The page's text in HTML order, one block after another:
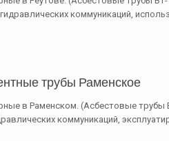
коммуникаций,
трубы Раменское
в Раменском. (Асбестовые трубы
коммуникаций,